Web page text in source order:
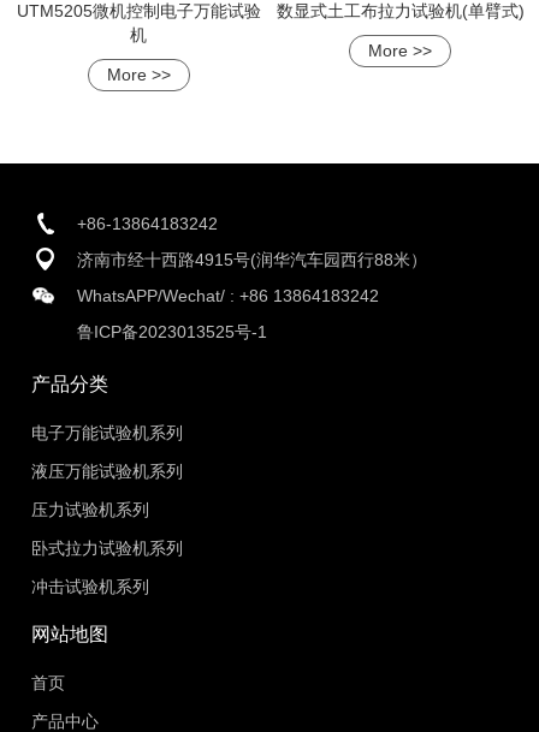
UTM5205微机控制电子万能试验
机
More >>
数显式土工布拉力试验机(单臂式)
More >>
+86-13864183242
济南市经十西路4915号(润华汽车园西行88米）
WhatsAPP/Wechat/ :+86 13864183242
鲁ICP备2023013525号-1
产品分类
电子万能试验机系列
液压万能试验机系列
压力试验机系列
卧式拉力试验机系列
冲击试验机系列
网站地图
首页
产品中心